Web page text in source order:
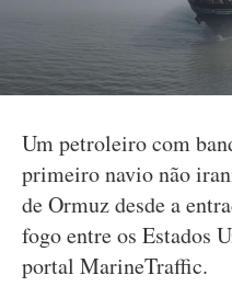
Um petroleiro com
primeiro navio não
de Ormuz desde a
fogo entre os Estados
portal MarineTraffic.